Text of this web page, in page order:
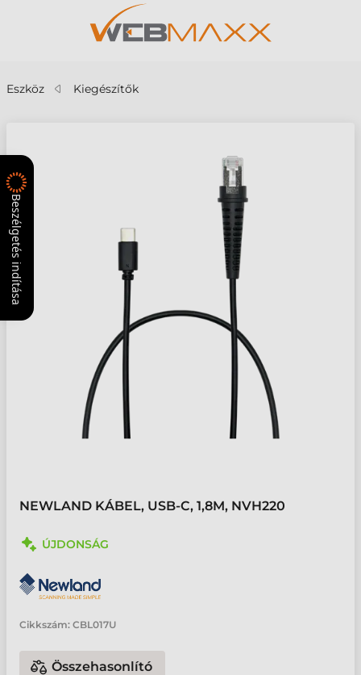
Eszköz Kiegészítők
NEWLAND KÁBEL, USB-C, 1,8M, NVH220
ÚJDONSÁG
Cikkszám: CBL017U
Összehasonlító
Beszélgetés indítása